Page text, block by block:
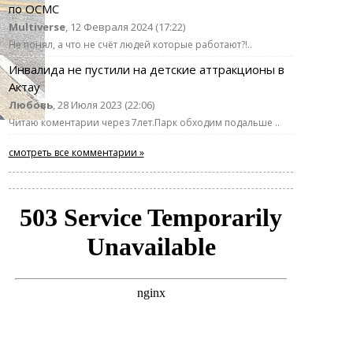
по ОСМС
Multiverse, 12 Февраля 2024 (17:22)
Не понял, а что не счёт людей которые работают?!..
Инвалида не пустили на детские аттракционы в
Актау
Любовь, 28 Июля 2023 (22:06)
Читаю коментарии через 7лет.Парк обходим подальше ..
смотреть все комментарии »